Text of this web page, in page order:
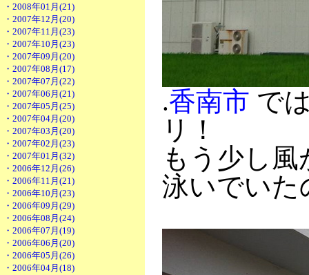
・2008年01月(21)
・2007年12月(20)
・2007年11月(23)
・2007年10月(23)
・2007年09月(20)
・2007年08月(17)
・2007年07月(22)
・2007年06月(21)
・2007年05月(25)
・2007年04月(20)
・2007年03月(20)
・2007年02月(23)
・2007年01月(32)
・2006年12月(26)
・2006年11月(21)
・2006年10月(23)
・2006年09月(29)
・2006年08月(24)
・2006年07月(19)
・2006年06月(20)
・2006年05月(26)
・2006年04月(18)
.香南市 で
リ！
もう少し
泳いでいた